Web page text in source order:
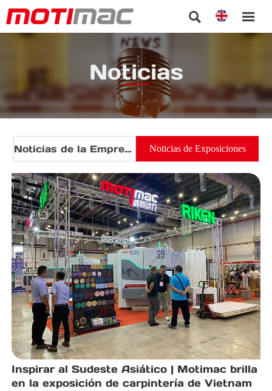
 
Noticias
Noticias de la Empresa Noticias de Exposiciones
Inspirar al Sudeste Asiático | Motimac brilla
en la exposición de carpintería de Vietnam